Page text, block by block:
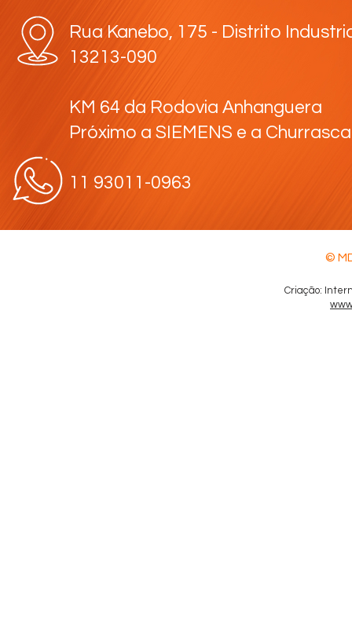
Rua Kanebo, 175 - Distrito
13213-090
KM 64 da Rodovia Anhanguera
Próximo a SIEMENS e a
11 93011-0963
©
Criação: